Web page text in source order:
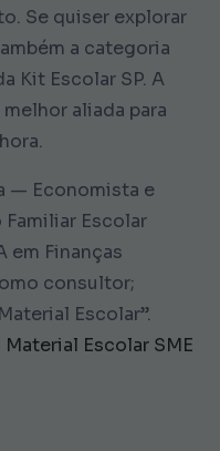
Se quiser explorar
a categoria
Kit Escolar SP. A
aliada para
— Economista e
Escolar
em Finanças
consultor;
Escolar”.
Material Escolar SME